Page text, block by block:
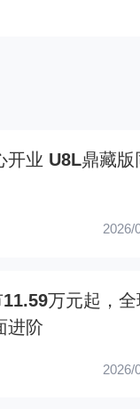
开业 U8L鼎藏版
2026/
万元起，全
进阶
2026/